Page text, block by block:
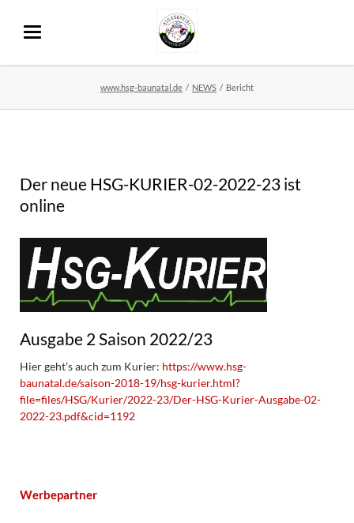
www.hsg-baunatal.de NEWS Bericht
Der neue HSG-KURIER-02-2022-23 ist
online
Ausgabe 2 Saison 2022/23
Hier geht's auch zum Kurier: https://www.hsg-
baunatal.de/saison-2018-19/hsg-kurier.html?
file=files/HSG/Kurier/2022-23/Der-HSG-Kurier-Ausgabe-02-
2022-23.pdf&cid=1192
Werbepartner